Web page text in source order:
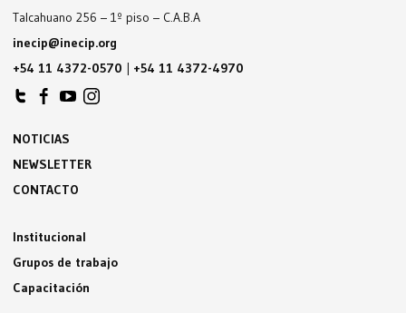
Talcahuano 256 – 1º piso – C.A.B.A
inecip@inecip.org
+54 11 4372-0570 | +54 11 4372-4970
NOTICIAS
NEWSLETTER
CONTACTO
Institucional
Grupos de trabajo
Capacitación